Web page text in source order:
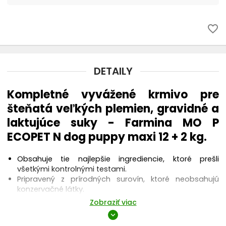
BARKING HEADS
BAVARO
BELCANDO
BEWI DOG
BLACK OLYMPUS
favorite_border
DETAILY
Kompletné vyvážené krmivo pre
šteňatá veľkých plemien, gravidné a
laktujúce suky - Farmina MO P
ECOPET N dog puppy maxi 12 + 2 kg.
Obsahuje tie najlepšie ingrediencie, ktoré prešli
všetkými kontrolnými testami.
Pripravený z prírodných surovín, ktoré neobsahujú
konzervačné látky.
Vysoko kvalitná Talianska hydina z rozsiahleho
poľnohospodárstva.
S probiotikami FOS a MOS podporuje zažívacie funkcie
Zobraziť viac
expand_more